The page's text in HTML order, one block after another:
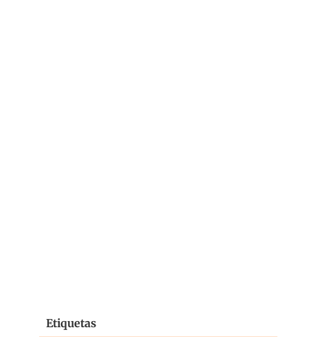
Etiquetas